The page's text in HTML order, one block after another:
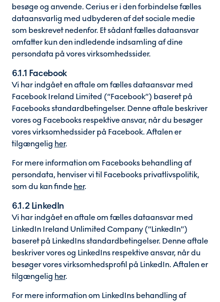
besøge og anvende. Cerius er i den forbindelse fælles
dataansvarlig med udbyderen af det sociale medie
som beskrevet nedenfor. Et sådant fælles dataansvar
omfatter kun den indledende indsamling af dine
persondata på vores virksomhedssider.
6.1.1 Facebook
Vi har indgået en aftale om fælles dataansvar med
Facebook Ireland Limited (“Facebook”) baseret på
Facebooks standardbetingelser. Denne aftale beskriver
vores og Facebooks respektive ansvar, når du besøger
vores virksomhedssider på Facebook. Aftalen er
tilgængelig her.
For mere information om Facebooks behandling af
persondata, henviser vi til Facebooks privatlivspolitik,
som du kan finde her.
6.1.2 LinkedIn
Vi har indgået en aftale om fælles dataansvar med
LinkedIn Ireland Unlimited Company (“LinkedIn”)
baseret på LinkedIns standardbetingelser. Denne aftale
beskriver vores og LinkedIns respektive ansvar, når du
besøger vores virksomhedsprofil på LinkedIn. Aftalen er
tilgængelig her.
For mere information om LinkedIns behandling af